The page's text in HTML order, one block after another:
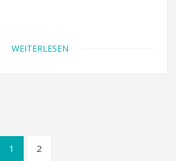
WEITERLESEN
1 2